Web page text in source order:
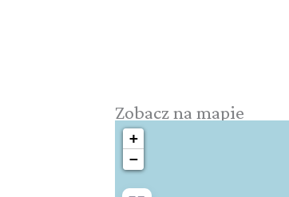
Zobacz na mapie
+
−